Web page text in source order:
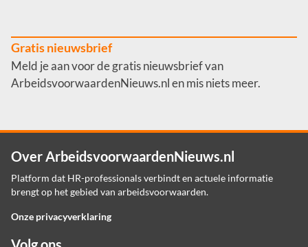
Gratis nieuwsbrief
Meld je aan voor de gratis nieuwsbrief van
ArbeidsvoorwaardenNieuws.nl en mis niets meer.
Over ArbeidsvoorwaardenNieuws.nl
Platform dat HR-professionals verbindt en actuele informatie
brengt op het gebied van arbeidsvoorwaarden.
Onze privacyverklaring